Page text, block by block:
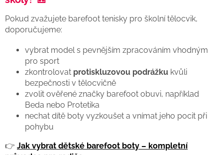
Pokud zvažujete barefoot tenisky pro školní tělocvik,
doporučujeme:
vybrat model s pevnějším zpracováním vhodným
pro sport
zkontrolovat protiskluzovou podrážku kvůli
bezpečnosti v tělocvičně
zvolit ověřené značky barefoot obuvi, například
Beda nebo Protetika
nechat dítě boty vyzkoušet a vnímat jeho pocit při
pohybu
👉 Jak vybrat dětské barefoot boty – kompletní